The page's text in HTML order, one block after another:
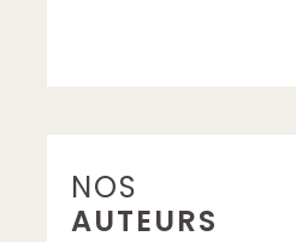
NOS
AUTEURS